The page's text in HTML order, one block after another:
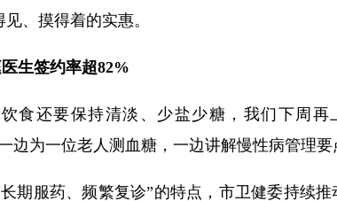
、摸得着的实惠。
生签约率超82%
食还要保持清淡、少盐少糖，我们下周再
边为一位老人测血糖，一边讲解慢性病管理要
期服药、频繁复诊”的特点，市卫健委持续推